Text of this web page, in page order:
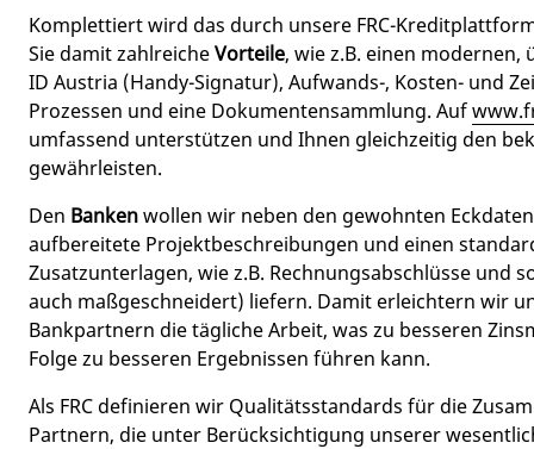
Komplettiert wird das durch unsere FRC-
Sie damit zahlreicheVorteile, wie z.B. einen
ID Austria (Handy-Signatur), Aufwands-, Kosten- und
Prozessen und eine Dokumentensammlung. Auf
umfassend unterstützen und Ihnen gleichzeitig den
gewährleisten.
Den Bankenwollen wir neben den gewohnten
aufbereitete Projektbeschreibungen und einen
Zusatzunterlagen, wie z.B. Rechnungsabschlüsse und
auch maßgeschneidert) liefern. Damit erleichtern wir
Bankpartnern die tägliche Arbeit, was zu besseren
Folge zu besseren Ergebnissen führen kann.
Als FRC definieren wir Qualitätsstandards für die
Partnern, die unter Berücksichtigung unserer